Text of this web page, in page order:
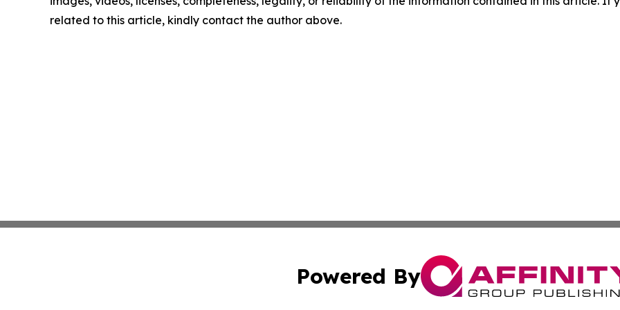
related to this article, kindly contact the author above.
Powered By